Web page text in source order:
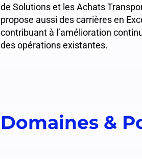
de Solutions et les Achats
propose aussi des carrières en
contribuant à l’amélioration
des opérations existantes.
Domaines &